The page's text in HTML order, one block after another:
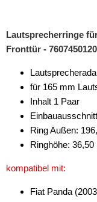
für Skoda
für Smart
für Ssangyoung
für Subaru
für Suzuki
für Tesla
für Toyota
Lautsprecherringe
Fronttür - 7607450120
für 165 mm
Inhalt 1 Paar
Ring Außen:
Ringhöhe: 36,50
kompatibel mit:
Fiat Panda